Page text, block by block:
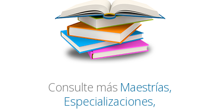
Consulte más Maestrías,
Especializaciones,